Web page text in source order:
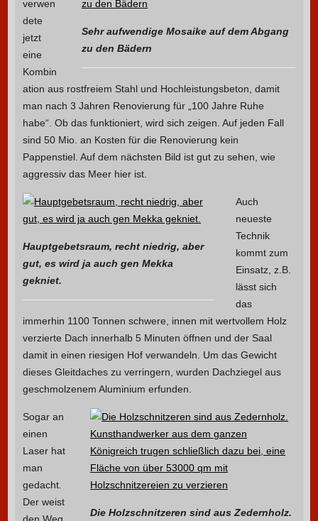
Sehr aufwendige Mosaike auf dem Abgang
zu den Bädern
verwen
dete
jetzt
eine
Kombin
ation aus rostfreiem Stahl und Hochleistungsbeton, damit
man nach 3 Jahren Renovierung für „100 Jahre Ruhe
habe“. Ob das funktioniert, wird sich zeigen. Auf jeden Fall
sind 50 Mio. an Kosten für die Renovierung kein
Pappenstiel. Auf dem nächsten Bild ist gut zu sehen, wie
aggressiv das Meer hier ist.
Hauptgebetsraum, recht niedrig, aber
gut, es wird ja auch gen Mekka
gekniet.
Auch
neueste
Technik
kommt zum
Einsatz, z.B.
lässt sich
das
immerhin 1100 Tonnen schwere, innen mit wertvollem Holz
verzierte Dach innerhalb 5 Minuten öffnen und der Saal
damit in einen riesigen Hof verwandeln. Um das Gewicht
dieses Gleitdaches zu verringern, wurden Dachziegel aus
geschmolzenem Aluminium erfunden.
Die Holzschnitzeren sind aus Zedernholz.
Sogar an
einen
Laser hat
man
gedacht.
Der weist